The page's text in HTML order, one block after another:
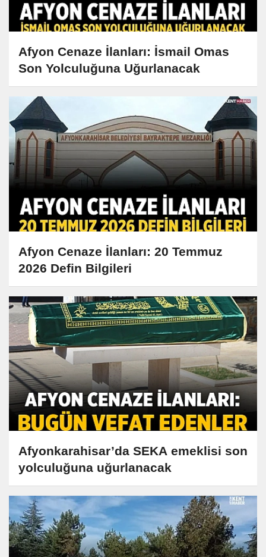
Afyon Cenaze İlanları: İsmail Omas
Son Yolculuğuna Uğurlanacak
Afyon Cenaze İlanları: 20 Temmuz
2026 Defin Bilgileri
Afyonkarahisar’da SEKA emeklisi son
yolculuğuna uğurlanacak